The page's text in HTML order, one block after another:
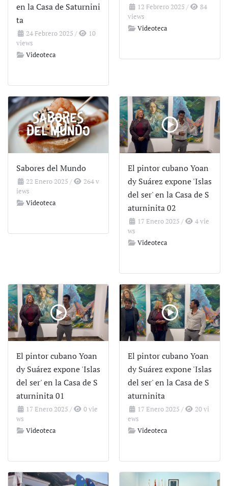
en la Casa de Saturnini
ta
24 Febrero 2025 /
10
views
Videoteca
12 Febrero 2025 /
84
views
Videoteca
Sabores del Mundo
22 Enero 2025 /
264 v
iews
Videoteca
El pintor cubano Yoan
dy Suárez expone 'Islas
del ser' en la Casa de S
aturninita 02
17 Enero 2025 /
4 vie
ws
Videoteca
El pintor cubano Yoan
dy Suárez expone 'Islas
del ser' en la Casa de S
aturninita 01
17 Enero 2025 /
0 vie
ws
Videoteca
El pintor cubano Yoan
dy Suárez expone 'Islas
del ser' en la Casa de S
aturninita
17 Enero 2025 /
20 vi
ews
Videoteca